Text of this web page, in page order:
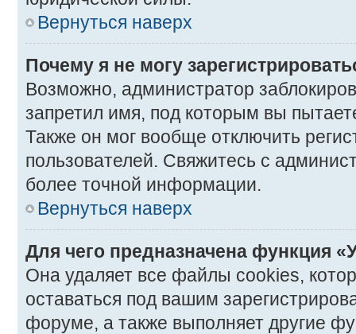
Вернуться наверх
Почему я не могу
Возможно, администратор
запретил имя, под которым вы
Также он мог вообще отключить
пользователей. Свяжитесь с
более точной информации.
Вернуться наверх
Для чего предназначена функция
Она удаляет все файлы cookies,
оставаться под вашим
форуме, а также выполняет другие